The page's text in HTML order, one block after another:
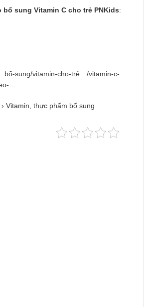
bổ sung Vitamin C cho trẻ PNKids:
sung/vitamin-cho-trẻ…/vitamin-c-
…
Vitamin, thực phẩm bổ sung